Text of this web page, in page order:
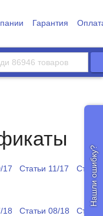
Гарантия
17 Статьи 11/17
18 Статьи 08/18
Нашли ошибку?